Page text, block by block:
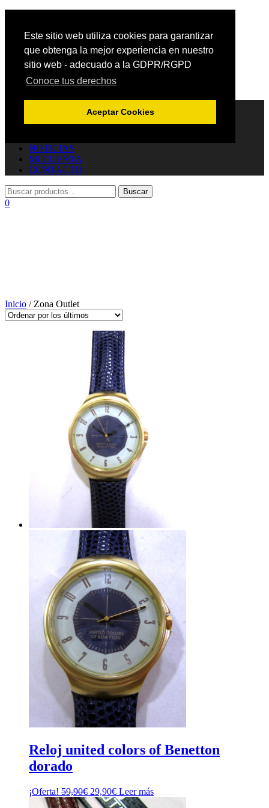
Este sitio web utiliza cookies para garantizar
que obtenga la mejor experiencia en nuestro
sitio web - adecuado a la GDPR/RGPD
Conoce tus derechos
Aceptar Cookies
Cambiar navegación
JOYERÍA
NOTICIAS
MI CUENTA
CONTACTO
0
Inicio / Zona Outlet
Reloj united colors of Benetton
dorado
¡Oferta! 59,90€ El
precio
29,90€El
precio
Leer más